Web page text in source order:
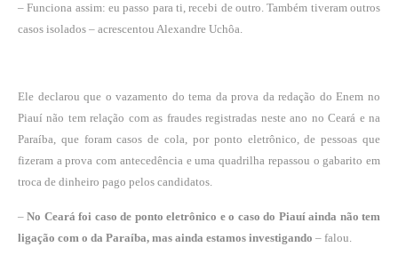
– Funciona assim: eu passo para ti, recebi de outro. Também tiveram outros
casos isolados – acrescentou Alexandre Uchôa.
Ele declarou que o vazamento do tema da prova da redação do Enem no
Piauí não tem relação com as fraudes registradas neste ano no Ceará e na
Paraíba, que foram casos de cola, por ponto eletrônico, de pessoas que
fizeram a prova com antecedência e uma quadrilha repassou o gabarito em
troca de dinheiro pago pelos candidatos.
–No Ceará foi caso de ponto eletrônico e o caso do Piauí ainda não tem
ligação com o da Paraíba, mas ainda estamos investigando – falou.